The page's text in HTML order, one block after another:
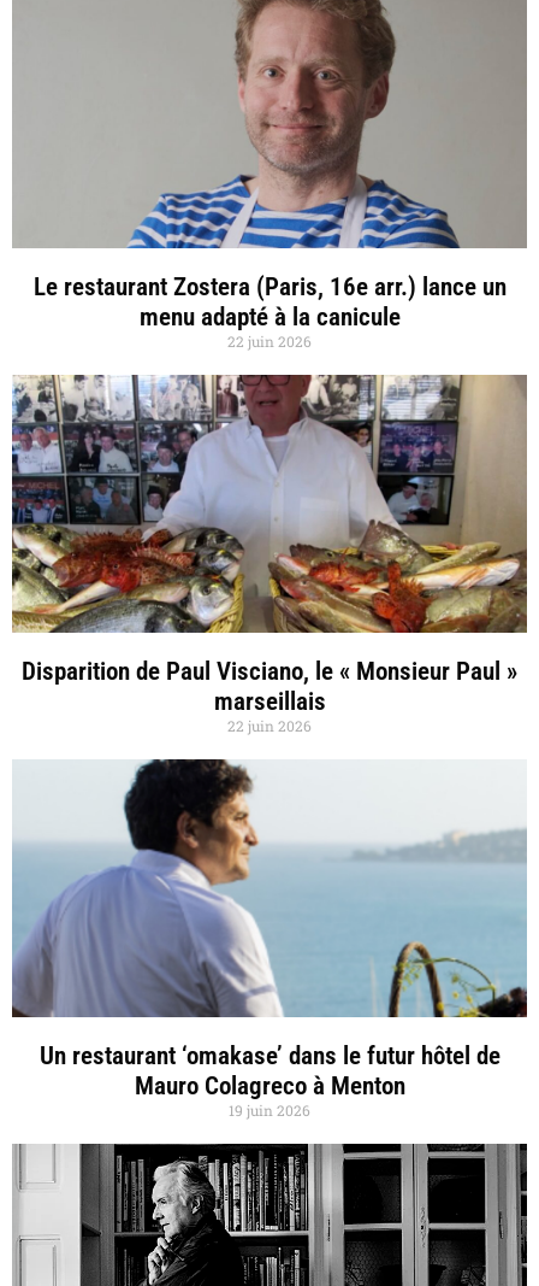
Le restaurant Zostera (Paris, 16e arr.) lance un
menu adapté à la canicule
22 juin 2026
Disparition de Paul Visciano, le « Monsieur Paul »
marseillais
22 juin 2026
Un restaurant ‘omakase’ dans le futur hôtel de
Mauro Colagreco à Menton
19 juin 2026